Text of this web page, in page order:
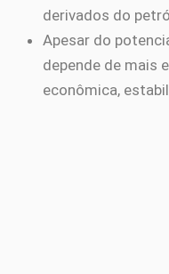
derivados do
Apesar do
depende de mais
econômica,